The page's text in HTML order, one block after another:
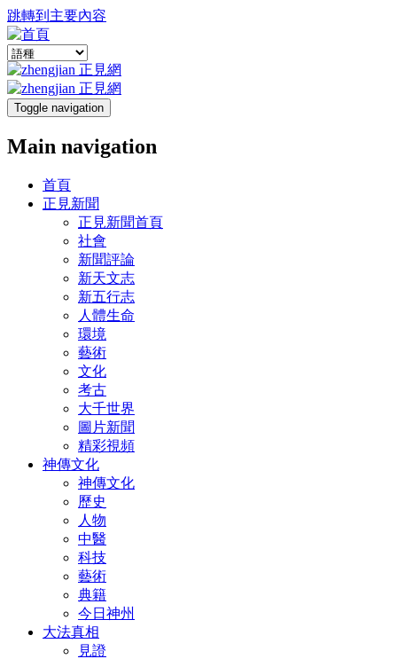
跳轉到主要內容
Toggle navigation
Main navigation
首頁
正見新聞
正見新聞首頁
社會
新聞評論
新天文志
新五行志
人體生命
環境
藝術
文化
考古
大千世界
圖片新聞
精彩視頻
神傳文化
神傳文化
歷史
人物
中醫
科技
藝術
典籍
今日神州
大法真相
見證